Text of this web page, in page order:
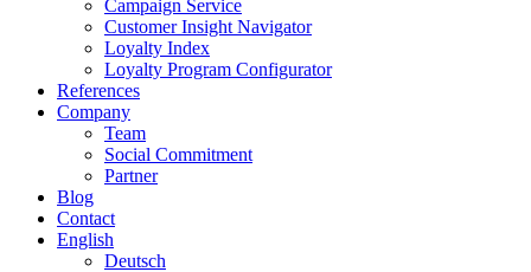
Campaign Service
Customer Insight Navigator
Loyalty Index
Loyalty Program Configurator
References
Company
Team
Social Commitment
Partner
Blog
Contact
English
Deutsch